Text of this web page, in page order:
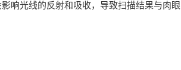
响光线的反射和吸收，导致扫描结果与肉眼